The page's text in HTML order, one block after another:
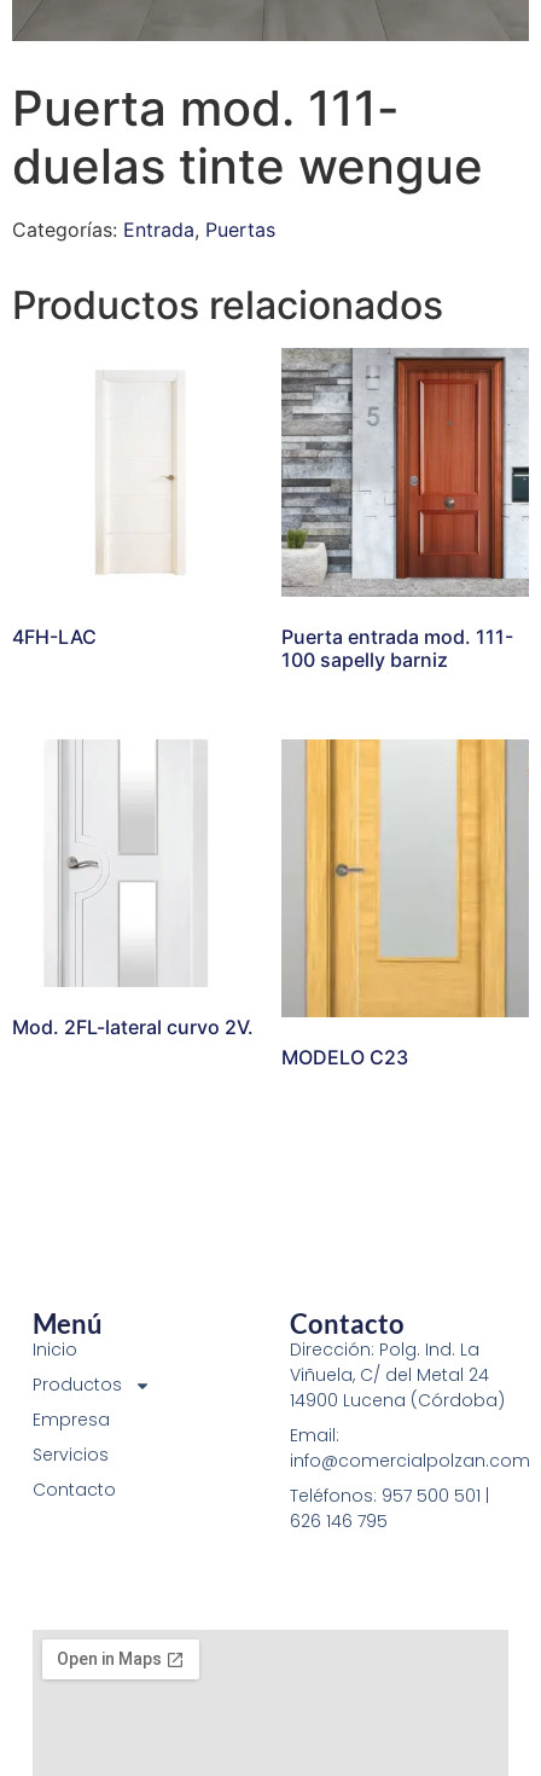
Puerta mod. 111-
duelas tinte wengue
Categorías: Entrada, Puertas
Productos relacionados
4FH-LAC
Puerta entrada mod. 111-
100 sapelly barniz
Mod. 2FL-lateral curvo 2V.
MODELO C23
Menú
Inicio
Productos
Empresa
Servicios
Contacto
Contacto
Dirección: Polg. Ind. La
Viñuela, C/ del Metal 24
14900 Lucena (Córdoba)
Email:
info@comercialpolzan.com
Teléfonos: 957 500 501 |
626 146 795